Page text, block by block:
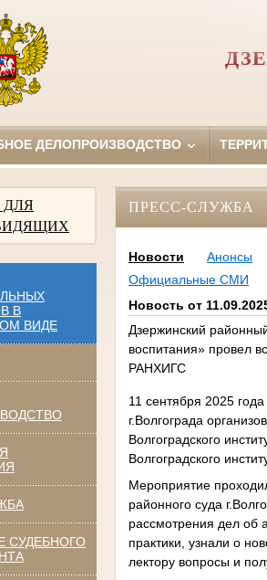
ДЕЛОПРОИЗВОДСТВО
ДЛЯ
В
ВИДЕ
СУДЕБНОГО
ПРЕСС-СЛУЖБА
Новости Анонсы
Официальные СМИ
Новость от
Дзержинский
воспитания» провел
РАНХИГС
11 сентября 2025
г.Волгограда
Волгоградского
Волгоградского
Мероприятие
районного суда
рассмотрения дел об
практики, узнали о
лектору вопросы и